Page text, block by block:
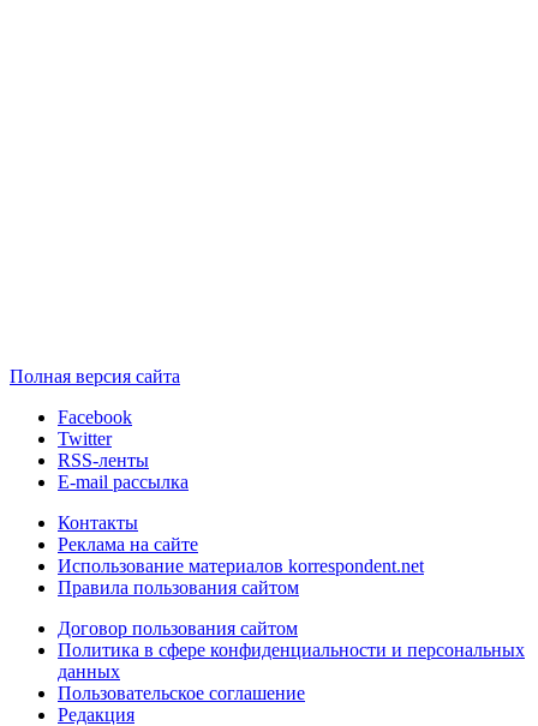
Полная версия сайта
Facebook
Twitter
RSS-ленты
E-mail рассылка
Контакты
Реклама на сайте
Использование материалов korrespondent.net
Правила пользования сайтом
Договор пользования сайтом
Политика в сфере конфиденциальности и персональных
данных
Пользовательское соглашение
Редакция